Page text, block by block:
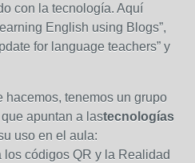
con la tecnología. Aquí
English using Blogs”,
for language teachers” y
hacemos, tenemos un grupo
apuntan a lastecnologías
uso en el aula:
códigos QR y la Realidad